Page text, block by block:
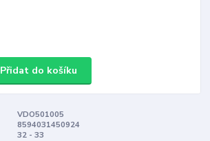
Přidat do košíku
VDO501005
8594031450924
32 - 33